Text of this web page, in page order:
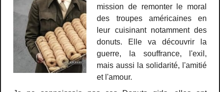
mission de remonter le moral
des troupes américaines en
leur cuisinant notamment des
donuts. Elle va découvrir la
guerre, la souffrance, l'exil,
mais aussi la solidarité, l'amitié
et l'amour.